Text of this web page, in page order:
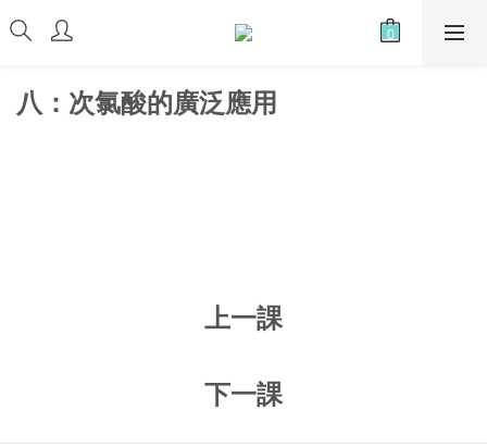
八：次氯酸的廣泛應用
上一課
下一課